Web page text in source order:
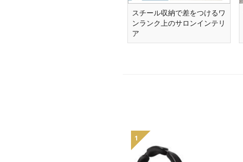
スチール収納で差をつけるワ
ンランク上のサロンインテリ
ア
1